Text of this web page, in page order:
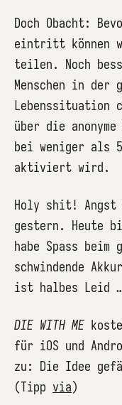
Doch Obacht:
eintritt können
teilen. Noch
Menschen in
Lebenssituation
über die anonyme
bei weniger als
aktiviert wird.
Holy shit! Angst
gestern. Heute
habe Spass beim
schwindende
ist halbes Leid
DIE WITH ME
für iOS und
zu: Die Idee
(Tipp via)